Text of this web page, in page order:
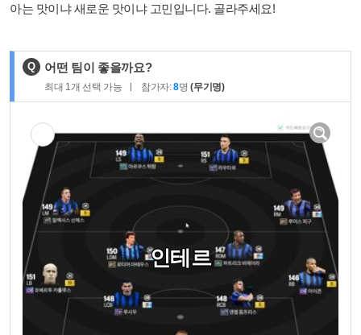
아는 맛이냐 새로운 맛이냐 고민입니다. 골라주세요!
Q
제
목
:
어떤 팀이 좋을까요?
최대 1개 선택 가능 참가자:8명(무기명)
인테르